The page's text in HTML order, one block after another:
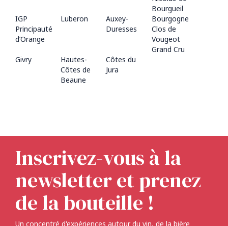
Bourgueil
IGP
Principauté
d’Orange
Luberon
Auxey-
Duresses
Bourgogne
Clos de
Vougeot
Grand Cru
Givry
Hautes-
Côtes de
Beaune
Côtes du
Jura
Inscrivez-vous à la
newsletter et prenez
de la bouteille !
Un concentré d'expériences autour du vin, de la bière